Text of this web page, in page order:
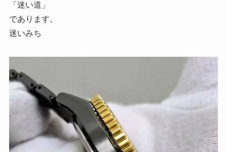
「迷い道」
であります。
迷いみち